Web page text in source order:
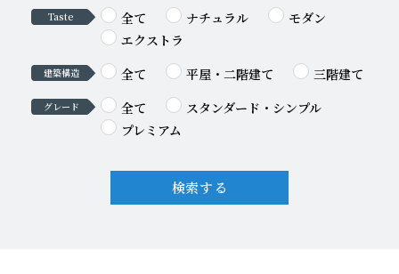
Taste 全て ナチュラル
モダン
エクストラ
建築構造 全て 平屋・二階建て 三階建て
グレード 全て
スタンダード・シンプル
プレミアム
検索する